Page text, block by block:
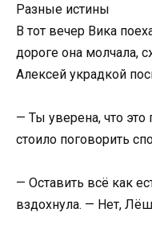
Разные истины
В тот вечер Вика
дороге она молчала,
Алексей украдкой
— Ты уверена, что
стоило поговорить
— Оставить всё как
вздохнула. — Нет,